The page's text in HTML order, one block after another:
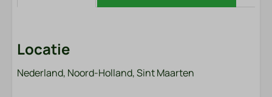
Locatie
Nederland, Noord-Holland, Sint Maarten